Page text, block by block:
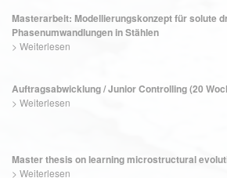
Masterarbeit: Modellierungskonzept für solute
Phasenumwandlungen in Stählen
> Weiterlesen
Auftragsabwicklung / Junior Controlling (20
> Weiterlesen
Master thesis on learning microstructural
> Weiterlesen